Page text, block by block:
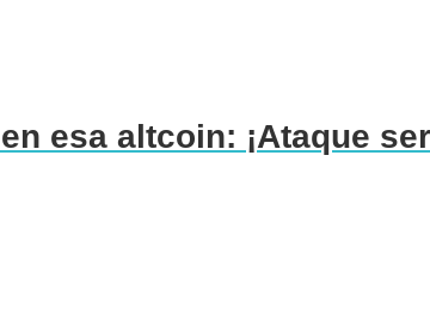
esa altcoin: ¡Ataque